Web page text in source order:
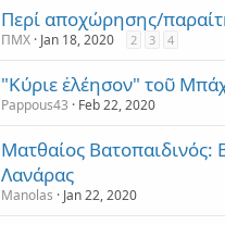
Περί αποχώρησης/
ΠΜΧ Jan 18, 2020 2 3 4
"Κύριε ἐλέησον" τοῦ
Pappous43 Feb 22, 2020
Ματθαίος Βατοπαιδινός:
Λανάρας
Manolas Jan 22, 2020